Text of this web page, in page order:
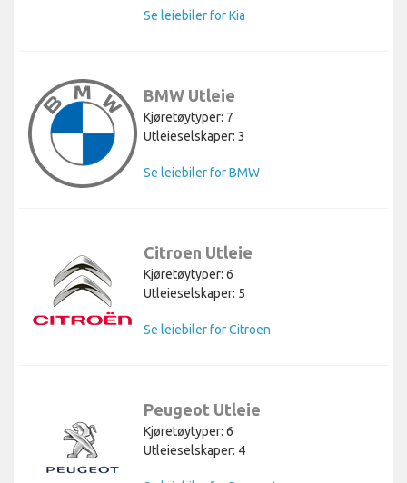
Se leiebiler for Kia
BMW Utleie
Kjøretøytyper: 7
Utleieselskaper: 3
Se leiebiler for BMW
Citroen Utleie
Kjøretøytyper: 6
Utleieselskaper: 5
Se leiebiler for Citroen
Peugeot Utleie
Kjøretøytyper: 6
Utleieselskaper: 4